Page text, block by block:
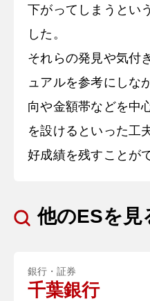
下がってしまうとい
した。
それらの発見や気付
ュアルを参考にしな
向や金額帯などを中
を設けるといった工
好成績を残すことが
他のESを見
銀行・証券
千葉銀行